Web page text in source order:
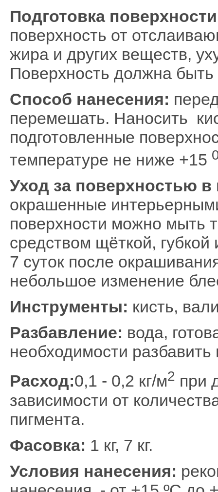
Подготовка
поверхность от
жира и других веществ,
Поверхность должна быть
Способ нанесения:
перемешать. Наносить
подготовленные
температуре не ниже +15
Уход за поверхностью в
окрашенные
поверхности можно мыть
средством щёткой,
7 суток после
небольшое изменение
Инструменты: кисть,
Разбавление: вода,
необходимости
Расход:0,1 - 0,2 кг/м2 при
зависимости от
пигмента.
Фасовка: 1 кг, 7 кг.
Условия нанесения: